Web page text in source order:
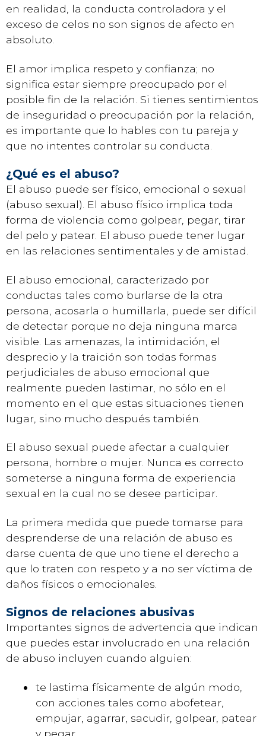
en realidad, la conducta controladora y el
exceso de celos no son signos de afecto en
absoluto.
El amor implica respeto y confianza; no
significa estar siempre preocupado por el
posible fin de la relación. Si tienes sentimientos
de inseguridad o preocupación por la relación,
es importante que lo hables con tu pareja y
que no intentes controlar su conducta.
¿Qué es el abuso?
El abuso puede ser físico, emocional o sexual
(abuso sexual). El abuso físico implica toda
forma de violencia como golpear, pegar, tirar
del pelo y patear. El abuso puede tener lugar
en las relaciones sentimentales y de amistad.
El abuso emocional, caracterizado por
conductas tales como burlarse de la otra
persona, acosarla o humillarla, puede ser difícil
de detectar porque no deja ninguna marca
visible. Las amenazas, la intimidación, el
desprecio y la traición son todas formas
perjudiciales de abuso emocional que
realmente pueden lastimar, no sólo en el
momento en el que estas situaciones tienen
lugar, sino mucho después también.
El abuso sexual puede afectar a cualquier
persona, hombre o mujer. Nunca es correcto
someterse a ninguna forma de experiencia
sexual en la cual no se desee participar.
La primera medida que puede tomarse para
desprenderse de una relación de abuso es
darse cuenta de que uno tiene el derecho a
que lo traten con respeto y a no ser víctima de
daños físicos o emocionales.
Signos de relaciones abusivas
Importantes signos de advertencia que indican
que puedes estar involucrado en una relación
de abuso incluyen cuando alguien:
te lastima físicamente de algún modo,
con acciones tales como abofetear,
empujar, agarrar, sacudir, golpear, patear
y pegar